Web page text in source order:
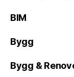
BIM
Bygg
Bygg &